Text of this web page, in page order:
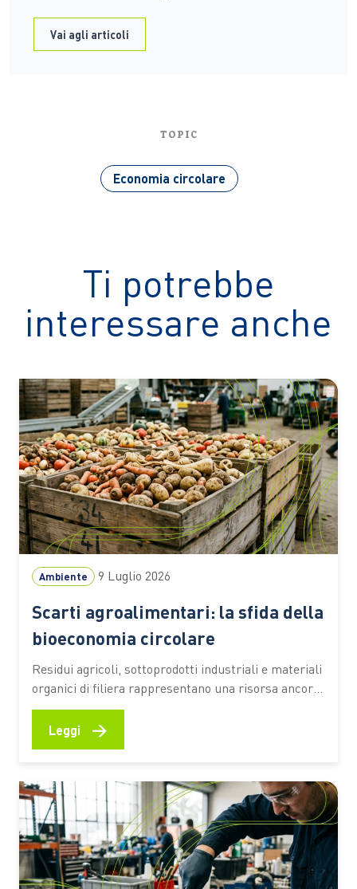
Vai agli articoli
TOPIC
Economia circolare
Ti potrebbe
interessare anche
Ambiente 9 Luglio 2026
Scarti agroalimentari: la sfida della
bioeconomia circolare
Residui agricoli, sottoprodotti industriali e materiali
organici di filiera rappresentano una risorsa ancora
sottoutilizzata. Secondo una stima dell’Università
Cattolica, circa il 70% resta fuori da percorsi di
lascia dietro di sé una grande quantità di residui.
Paglia, potature,…
Leggi →